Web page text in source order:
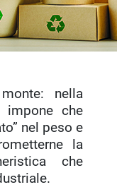
nella
impone che
nel peso e
la
che